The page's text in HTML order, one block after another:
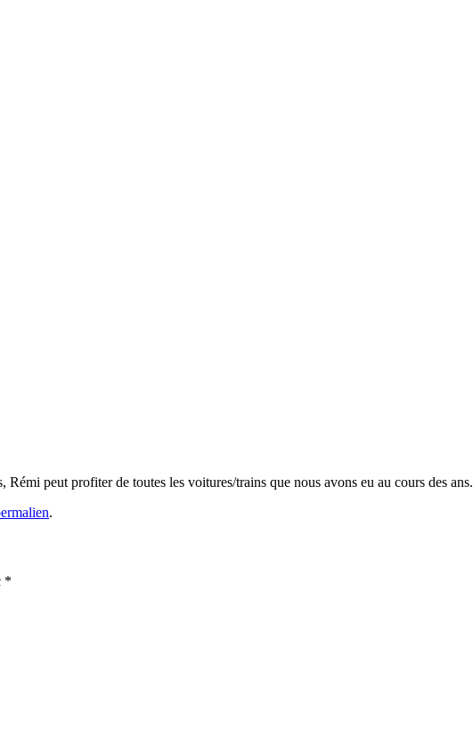
peut profiter de toutes les voitures/trains que nous avons eu au cours des ans.
.
*